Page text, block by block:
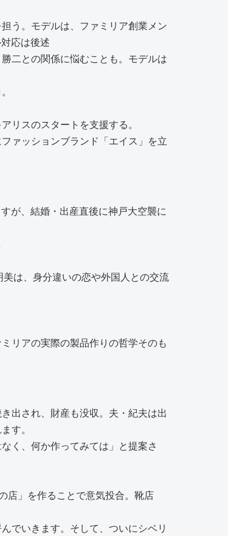
う。モデルは、ファミリア創業メン
応は後述
二との関係に悩むことも。モデルは
リスのスタートを支援する。
ァッションブランド「エイス」を立
が、結婚・出産直後に神戸大空襲に
は、身分違いの恋や外国人との交流
リアの実際の製品作りの哲学そのも
出され、財産も没収。夫・紀夫は出
す。
く、何か作ってみては」と提案さ
店」を作ることで意気投合。靴店
でいきます。そして、ついにシベリ